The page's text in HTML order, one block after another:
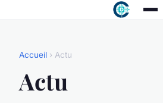
Accueil › Actu
Actu